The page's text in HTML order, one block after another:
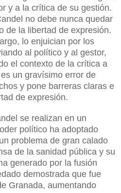
y a la crítica de su gestión.
no debe nunca quedar
de la libertad de expresión.
lo enjuician por los
al político y al gestor,
el contexto de la crítica a
un gravísimo error de
y pone barreras claras e
de expresión.
se realizan en un
político ha adoptado
problema de gran calado
de la sanidad pública y su
generado por la fusión
demostrada que fue
Granada, aumentando